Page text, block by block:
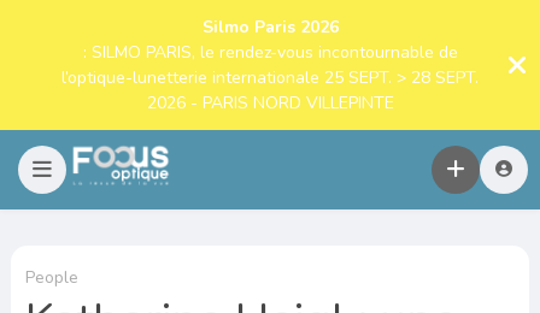
Silmo Paris 2026
: SILMO PARIS, le rendez-vous incontournable de
l’optique-lunetterie internationale 25 SEPT. > 28 SEPT.
2026 - PARIS NORD VILLEPINTE
People